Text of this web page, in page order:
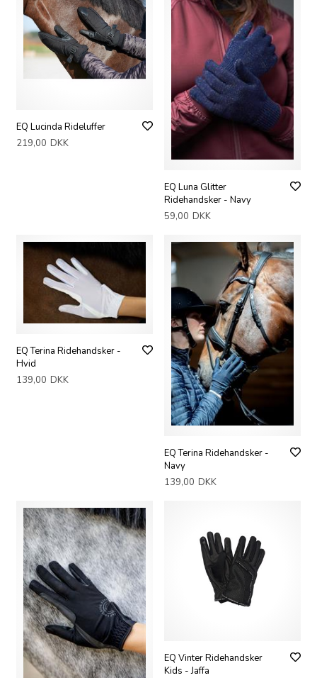
EQ Lucinda Rideluffer
219,00 DKK
EQ Luna Glitter
Ridehandsker - Navy
59,00 DKK
EQ Terina Ridehandsker -
Hvid
139,00 DKK
EQ Terina Ridehandsker -
Navy
139,00 DKK
EQ Vinter Ridehandsker
Kids - Jaffa